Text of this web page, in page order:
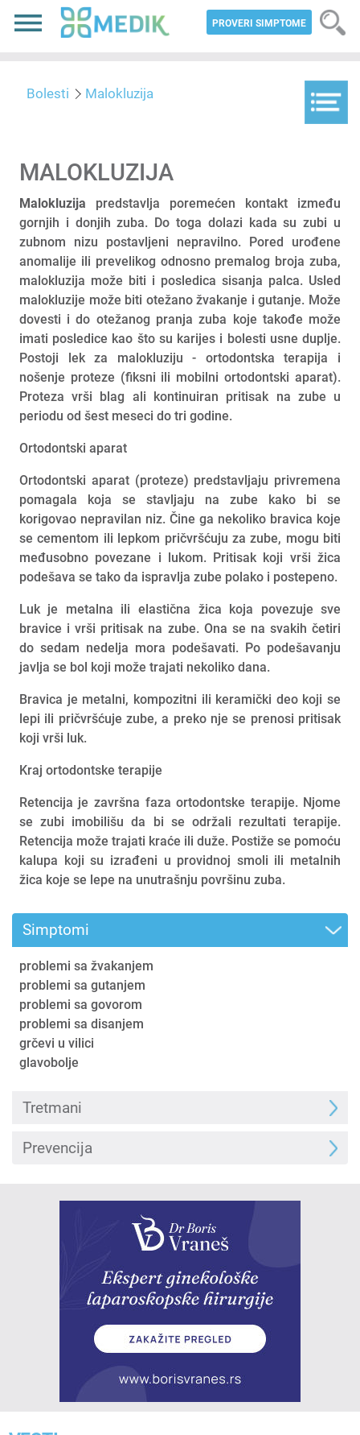
PROVERI SIMPTOME
Bolesti Malokluzija
MALOKLUZIJA
Malokluzija predstavlja poremećen kontakt između
gornjih i donjih zuba. Do toga dolazi kada su zubi u
zubnom nizu postavljeni nepravilno. Pored urođene
anomalije ili prevelikog odnosno premalog broja zuba,
malokluzija može biti i posledica sisanja palca. Usled
malokluzije može biti otežano žvakanje i gutanje. Može
dovesti i do otežanog pranja zuba koje takođe može
imati posledice kao što su karijes i bolesti usne duplje.
Postoji lek za malokluziju - ortodontska terapija i
nošenje proteze (fiksni ili mobilni ortodontski aparat).
Proteza vrši blag ali kontinuiran pritisak na zube u
periodu od šest meseci do tri godine.
Ortodontski aparat
Ortodontski aparat (proteze) predstavljaju privremena
pomagala koja se stavljaju na zube kako bi se
korigovao nepravilan niz. Čine ga nekoliko bravica koje
se cementom ili lepkom pričvršćuju za zube, mogu biti
međusobno povezane i lukom. Pritisak koji vrši žica
podešava se tako da ispravlja zube polako i postepeno.
Luk je metalna ili elastična žica koja povezuje sve
bravice i vrši pritisak na zube. Ona se na svakih četiri
do sedam nedelja mora podešavati. Po podešavanju
javlja se bol koji može trajati nekoliko dana.
Bravica je metalni, kompozitni ili keramički deo koji se
lepi ili pričvršćuje zube, a preko nje se prenosi pritisak
koji vrši luk.
Kraj ortodontske terapije
Retencija je završna faza ortodontske terapije. Njome
se zubi imobilišu da bi se održali rezultati terapije.
Retencija može trajati kraće ili duže. Postiže se pomoću
kalupa koji su izrađeni u providnoj smoli ili metalnih
žica koje se lepe na unutrašnju površinu zuba.
Simptomi
problemi sa žvakanjem
problemi sa gutanjem
problemi sa govorom
problemi sa disanjem
grčevi u vilici
glavobolje
Tretmani
Prevencija